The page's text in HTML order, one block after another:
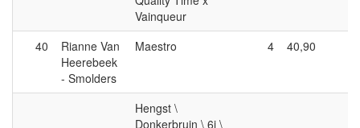
Vainqueur
40
Rianne Van
Heerebeek
- Smolders
Maestro 4 40,90
Hengst \
Donkerbruin \ 6j \